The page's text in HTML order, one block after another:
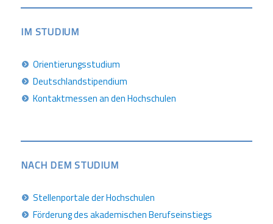
IM STUDIUM
Orientierungsstudium
Deutschlandstipendium
Kontaktmessen an den Hochschulen
NACH DEM STUDIUM
Stellenportale der Hochschulen
Förderung des akademischen Berufseinstiegs